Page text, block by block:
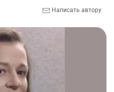
Написать автору